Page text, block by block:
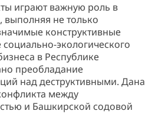
играют важную роль в
не только
конструктивные
экологического
в Республике
преобладание
над деструктивными. Дана
между
и Башкирской содовой